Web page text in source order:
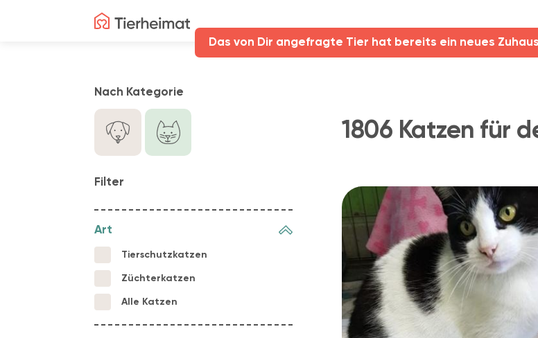
Nach Kategorie
Filter
Art
Tierschutzkatzen
Züchterkatzen
Alle Katzen
1806 Katzen für
Das von Dir angefragte Tier hat bereits ein neues